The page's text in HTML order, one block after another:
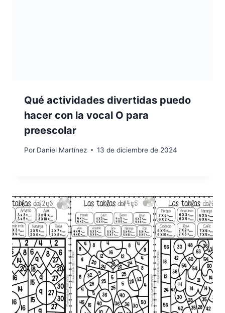
Qué actividades divertidas puedo
hacer con la vocal O para
preescolar
Por Daniel Martínez 13 de diciembre de 2024